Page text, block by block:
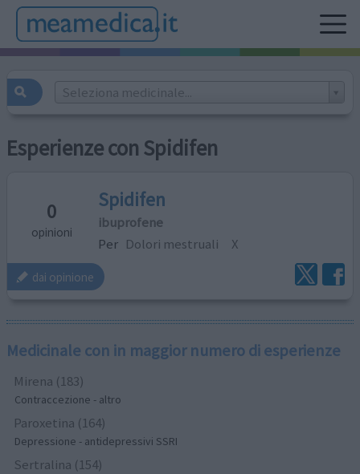
Seleziona medicinale...
Esperienze con Spidifen
0
opinioni
Spidifen
ibuprofene
Per Dolori mestruali X
dai opinione
Medicinale con in maggior numero di esperienze
Mirena (183)
Contraccezione - altro
Paroxetina (164)
Depressione - antidepressivi SSRI
Sertralina (154)